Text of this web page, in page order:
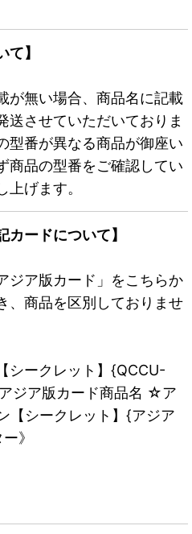
て】
が無い場合、商品名に記載
送させていただいておりま
型番が異なる商品が御座い
商品の型番をご確認してい
げます。
カードについて】
ジア版カード」をこちらか
、商品を区別しておりませ
シークレット】{QCCU-
ジア版カード商品名 ☆ア
【シークレット】{アジア
》